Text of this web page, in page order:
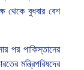
থেকে বুধবার বেশ
পর পাকিস্তানের
মন্ত্রিপরিষদের